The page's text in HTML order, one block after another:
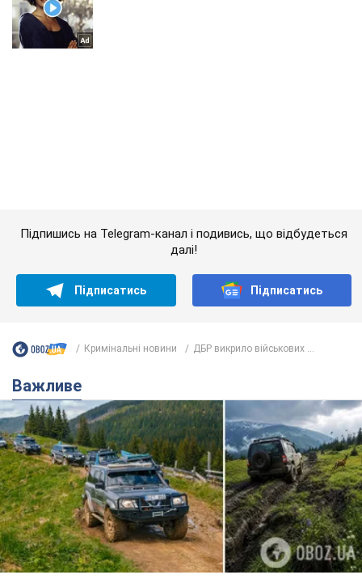
Важливе
"Джипінг руйнує екосистеми, які формувалися
сотні років": у Greenpeace забили на сполох
У високогір'ї розташовані альпійські та субальпійські луки –
рідкісні природні комплекси, які формувалися протягом
сотень років
7 часов назад 573